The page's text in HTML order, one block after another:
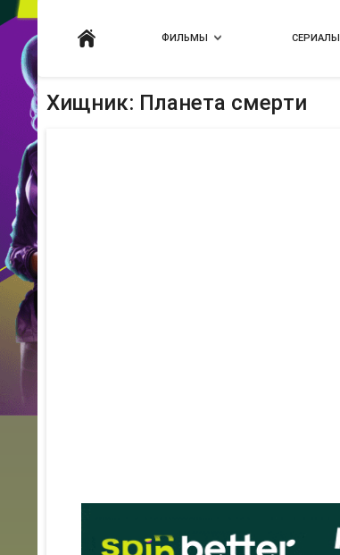
ФИЛЬМЫ СЕРИАЛЫ
Хищник: Планета смерти